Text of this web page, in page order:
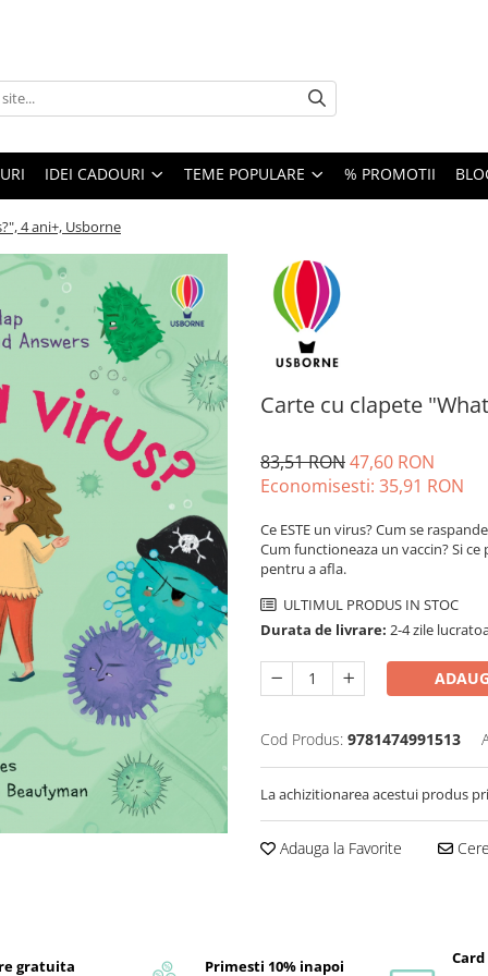
IDEI CADOURI TEME POPULARE % PROMOTII
4 ani+, Usborne
Carte cu clapete
83,51 RON47,60 RON
Economisesti: 35,91 RON
Ce ESTE un virus? Cum se
Cum functioneaza un vaccin? Si ce
pentru a afla.
ULTIMUL PRODUS IN STOC
Durata de livrare: 2-4 zile
Cod Produs: 9781474991513
La achizitionarea acestui produs
Adauga la Favorite
gratuita Primesti 10% inapoi